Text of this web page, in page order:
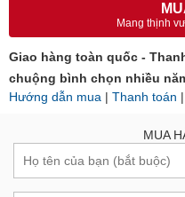
Mang thịnh
Giao hàng toàn quốc -
chuộng bình chọn nhiều
Hướng dẫn mua | Thanh toán |
MUA